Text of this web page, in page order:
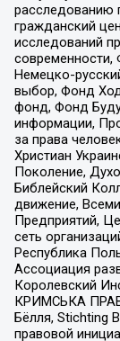
расследованию
гражданский
исследований
современности,
Немецко-
выбор, Фонд
фонд, Фонд
информации,
за права
Христиан
Поколение,
Библейский
движение,
Предприятий,
сеть
Республика
Ассоциация
Королевский
КРИМСЬКА
Бёлля, Stichting
правовой